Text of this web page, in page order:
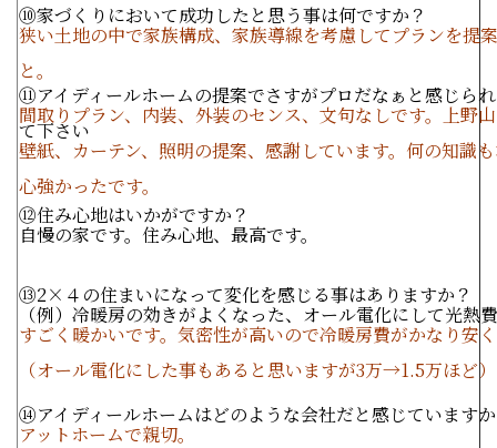
⑩家づくりにおいて成功したと思う事は何ですか？
狭い土地の中で家族構成、家族導線を考慮してプランを提
と。
⑪アイディールホームの提案でさすがプロだなぁと感じら
て下さい
間取りプラン、内装、外装のセンス、文句なしです。上野
壁紙、カーテン、照明の提案、感謝しています。何の知識
心強かったです。
⑫住み心地はいかがですか？
自慢の家です。住み心地、最高です。
⑬2×４の住まいになって変化を感じる事はありますか？
（例）冷暖房の効きがよくなった、オール電化にして光熱
すごく暖かいです。気密性が高いので冷暖房費がかなり安
（オール電化にした事もあると思いますが3万→1.5万ほど）
⑭アイディールホームはどのような会社だと感じています
アットホームで親切。